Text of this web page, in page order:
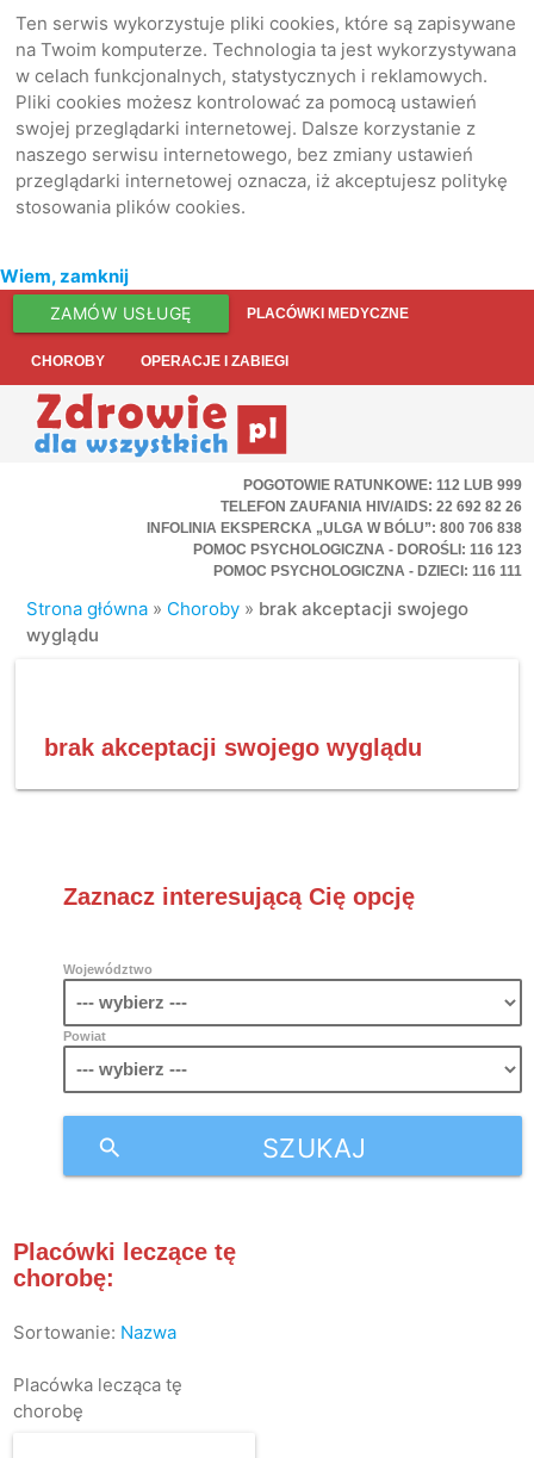
Ten serwis wykorzystuje pliki cookies, które są zapisywane
na Twoim komputerze. Technologia ta jest wykorzystywana
w celach funkcjonalnych, statystycznych i reklamowych.
Pliki cookies możesz kontrolować za pomocą ustawień
swojej przeglądarki internetowej. Dalsze korzystanie z
naszego serwisu internetowego, bez zmiany ustawień
przeglądarki internetowej oznacza, iż akceptujesz politykę
stosowania plików cookies.
Wiem, zamknij
ZAMÓW USŁUGĘ PLACÓWKI MEDYCZNE
CHOROBY OPERACJE I ZABIEGI
POGOTOWIE RATUNKOWE: 112 LUB 999
TELEFON ZAUFANIA HIV/AIDS: 22 692 82 26
INFOLINIA EKSPERCKA „ULGA W BÓLU”: 800 706 838
POMOC PSYCHOLOGICZNA - DOROŚLI: 116 123
POMOC PSYCHOLOGICZNA - DZIECI: 116 111
Strona główna » Choroby » brak akceptacji swojego
wyglądu
brak akceptacji swojego wyglądu
Zaznacz interesującą Cię opcję
Województwo
Powiat
SZUKAJ
search
Placówki leczące tę
chorobę:
Sortowanie: Nazwa
Placówka lecząca tę
chorobę